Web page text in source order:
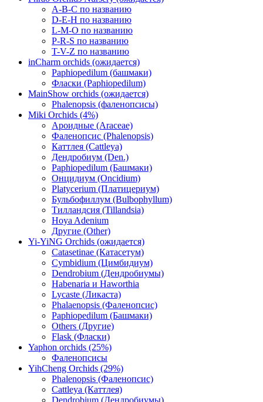
A-B-C по названию
D-E-H по названию
L-M-O по названию
P-R-S по названию
T-V-Z по названию
inCharm orchids (ожидается)
Paphiopedilum (башмаки)
Фласки (Paphiopedilum)
MainShow orchids (ожидается)
Phalenopsis (фаленопсисы)
Miki Orchids (4%)
Ароидные (Araceae)
Фаленопсис (Phalenopsis)
Каттлея (Cattleya)
Дендробиум (Den.)
Paphiopedilum (Башмаки)
Онцидиум (Oncidium)
Platycerium (Платицериум)
Бульбофиллум (Bulbophyllum)
Тилландсия (Tillandsia)
Hoya Adenium
Другие (Other)
Yi-YiNG Orchids (ожидается)
Catasetinae (Катасетум)
Cymbidium (Цимбидиум)
Dendrobium (Дендробиумы)
Habenaria и Haworthia
Lycaste (Ликаста)
Phalaenopsis (Фаленопсис)
Paphiopedilum (Башмаки)
Others (Другие)
Flask (Фласки)
Yaphon orchids (25%)
Фаленопсисы
YihCheng Orchids (29%)
Phalenopsis (Фаленопсис)
Cattleya (Каттлея)